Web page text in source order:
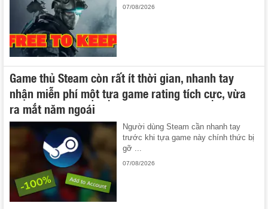
07/08/2026
Game thủ Steam còn rất ít thời gian, nhanh tay
nhận miễn phí một tựa game rating tích cực, vừa
ra mắt năm ngoái
Người dùng Steam cần nhanh tay
trước khi tựa game này chính thức bị
gỡ ...
07/08/2026